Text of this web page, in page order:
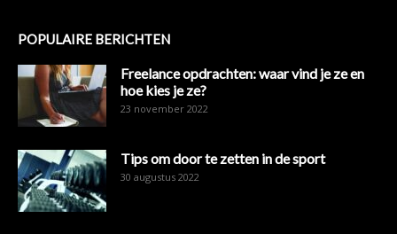
POPULAIRE BERICHTEN
Freelance opdrachten: waar vind je ze en
hoe kies je ze?
23 november 2022
Tips om door te zetten in de sport
30 augustus 2022